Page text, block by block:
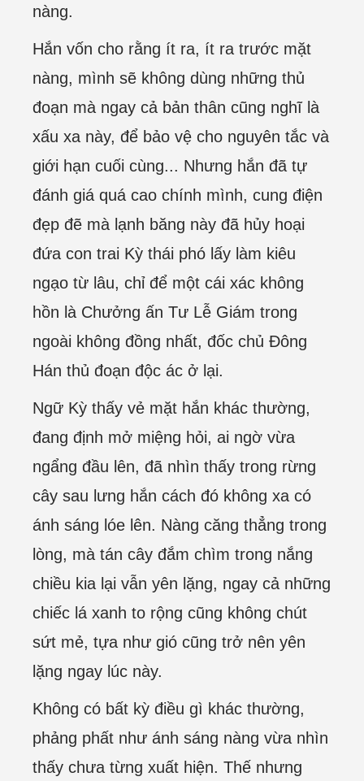
nàng.
Hắn vốn cho rằng ít ra, ít ra trước mặt
nàng, mình sẽ không dùng những thủ
đoạn mà ngay cả bản thân cũng nghĩ là
xấu xa này, để bảo vệ cho nguyên tắc và
giới hạn cuối cùng... Nhưng hắn đã tự
đánh giá quá cao chính mình, cung điện
đẹp đẽ mà lạnh băng này đã hủy hoại
đứa con trai Kỳ thái phó lấy làm kiêu
ngạo từ lâu, chỉ để một cái xác không
hồn là Chưởng ấn Tư Lễ Giám trong
ngoài không đồng nhất, đốc chủ Đông
Hán thủ đoạn độc ác ở lại.
Ngữ Kỳ thấy vẻ mặt hắn khác thường,
đang định mở miệng hỏi, ai ngờ vừa
ngẩng đầu lên, đã nhìn thấy trong rừng
cây sau lưng hắn cách đó không xa có
ánh sáng lóe lên. Nàng căng thẳng trong
lòng, mà tán cây đắm chìm trong nắng
chiều kia lại vẫn yên lặng, ngay cả những
chiếc lá xanh to rộng cũng không chút
sứt mẻ, tựa như gió cũng trở nên yên
lặng ngay lúc này.
Không có bất kỳ điều gì khác thường,
phảng phất như ánh sáng nàng vừa nhìn
thấy chưa từng xuất hiện. Thế nhưng